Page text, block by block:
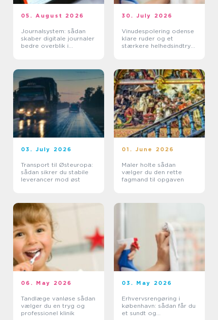
05. August 2026
Journalsystem: sådan
skaber digitale journaler
bedre overblik i
30. July 2026
Vinudespolering odense
klare ruder og et
stærkere helhedsindtryk
03. July 2026
Transport til Østeuropa:
sådan sikrer du stabile
leverancer mod øst
01. June 2026
Maler holte sådan
vælger du den rette
fagmand til opgaven
06. May 2026
Tandlæge vanløse sådan
vælger du en tryg og
professionel klinik
03. May 2026
Erhvervsrengøring i
københavn: sådan får du
et sundt og